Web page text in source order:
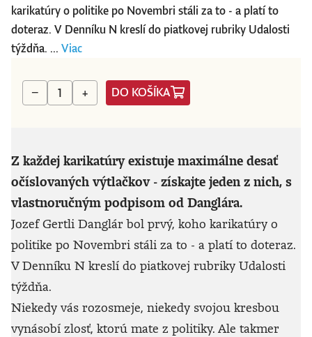
karikatúry o politike po Novembri stáli za to - a platí to
doteraz. V Denníku N kreslí do piatkovej rubriky Udalosti
týždňa. ... Viac
− + DO KOŠÍKA
Z každej karikatúry existuje maximálne desať
očíslovaných výtlačkov - získajte jeden z nich, s
vlastnoručným podpisom od Danglára.
Jozef Gertli Danglár bol prvý, koho karikatúry o
politike po Novembri stáli za to - a platí to doteraz.
V Denníku N kreslí do piatkovej rubriky Udalosti
týždňa.
Niekedy vás rozosmeje, niekedy svojou kresbou
vynásobí zlosť, ktorú mate z politiky. Ale takmer